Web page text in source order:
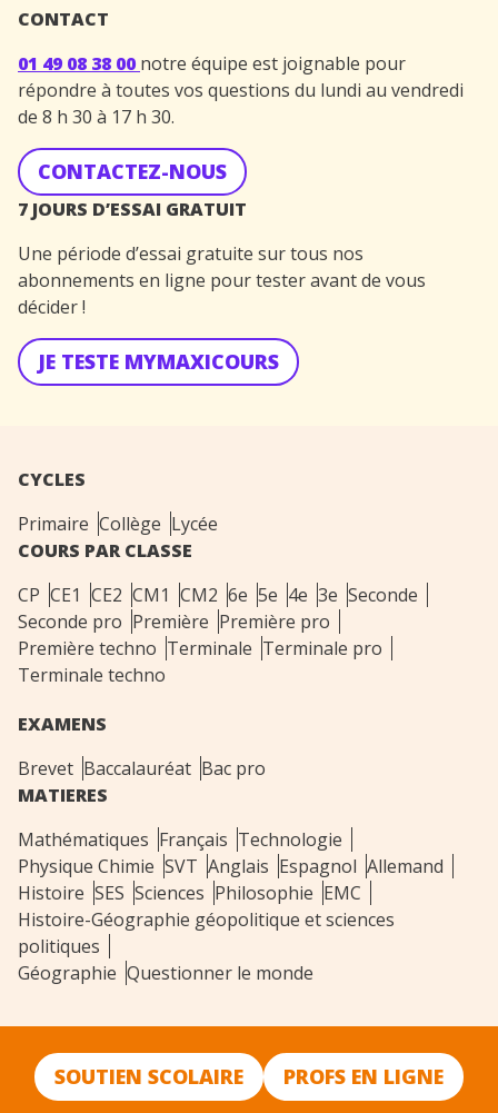
CONTACT
01 49 08 38 00 notre équipe est joignable pour
répondre à toutes vos questions du lundi au vendredi
de 8 h 30 à 17 h 30.
CONTACTEZ-NOUS
7 JOURS D’ESSAI GRATUIT
Une période d’essai gratuite sur tous nos
abonnements en ligne pour tester avant de vous
décider !
JE TESTE MYMAXICOURS
CYCLES
Primaire Collège Lycée
COURS PAR CLASSE
CP CE1 CE2 CM1 CM2 6e 5e 4e 3e Seconde
Seconde pro Première Première pro
Première techno Terminale Terminale pro
Terminale techno
EXAMENS
Brevet Baccalauréat Bac pro
MATIERES
Mathématiques Français Technologie
Physique Chimie SVT Anglais Espagnol Allemand
Histoire SES Sciences Philosophie EMC
Histoire-Géographie géopolitique et sciences
politiques
Géographie Questionner le monde
SOUTIEN SCOLAIRE PROFS EN LIGNE